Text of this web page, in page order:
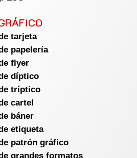
tarjeta
papelería
flyer
díptico
tríptico
cartel
báner
etiqueta
patrón gráfico
grandes formatos